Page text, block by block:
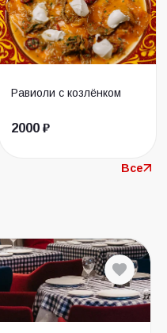
Равиоли с козлёнком
2000 ₽
Все